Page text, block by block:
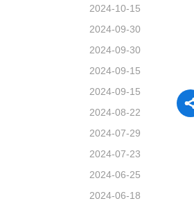
2024-10-15
2024-09-30
2024-09-30
2024-09-15
2024-09-15
2024-08-22
2024-07-29
2024-07-23
2024-06-25
2024-06-18